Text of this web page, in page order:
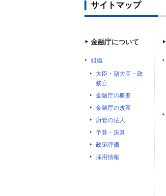
サイトマップ
金融庁について
組織
大臣・副大臣・政
務官
金融庁の概要
金融庁の改革
所管の法人
予算・決算
政策評価
採用情報